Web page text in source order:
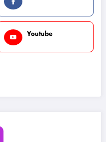
Youtube